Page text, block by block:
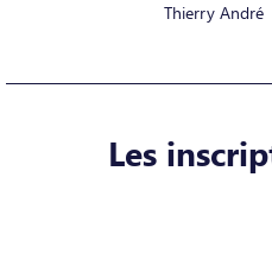
Thierry André
Les